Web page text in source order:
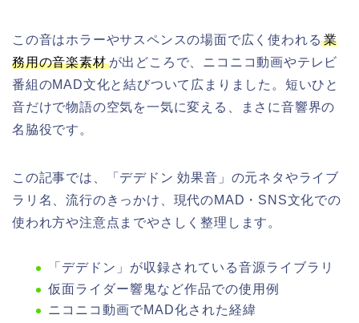
この音はホラーやサスペンスの場面で広く使われる業
務用の音楽素材が出どころで、ニコニコ動画やテレビ
番組のMAD文化と結びついて広まりました。短いひと
音だけで物語の空気を一気に変える、まさに音響界の
名脇役です。
この記事では、「デデドン 効果音」の元ネタやライブ
ラリ名、流行のきっかけ、現代のMAD・SNS文化での
使われ方や注意点までやさしく整理します。
「デデドン」が収録されている音源ライブラリ
仮面ライダー響鬼など作品での使用例
ニコニコ動画でMAD化された経緯